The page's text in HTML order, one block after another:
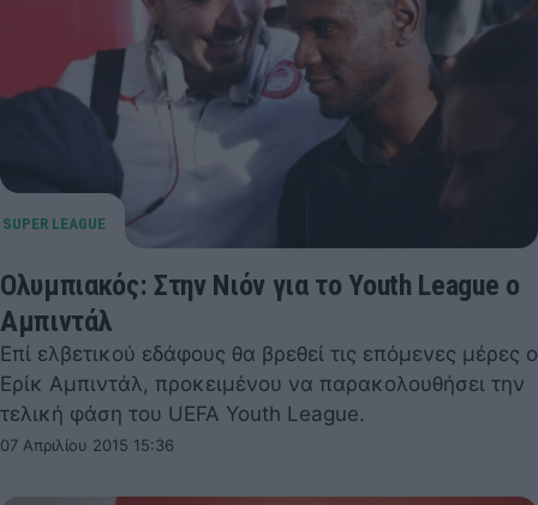
Ολυμπιακός: Στην Νιόν για το Youth League ο
Αμπιντάλ
Επί ελβετικού εδάφους θα βρεθεί τις επόμενες μέρες ο
Ερίκ Αμπιντάλ, προκειμένου να παρακολουθήσει την
τελική φάση του UEFA Youth League.
07 Απριλίου 2015 15:36